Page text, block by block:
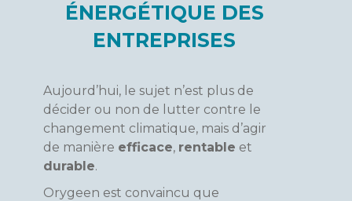
ÉNERGÉTIQUE DES
ENTREPRISES
Aujourd’hui, le sujet n’est plus de
décider ou non de lutter contre le
changement climatique, mais d’agir
de manière efficace, rentable et
durable.
Orygeen est convaincu que